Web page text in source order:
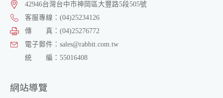
42946台灣台中市神岡區大豐路5段505號
客服專線： (04)25234126
傳 真： (04)25276772
電子郵件： sales@rabbit.com.tw
統 編： 55016408
網站導覽